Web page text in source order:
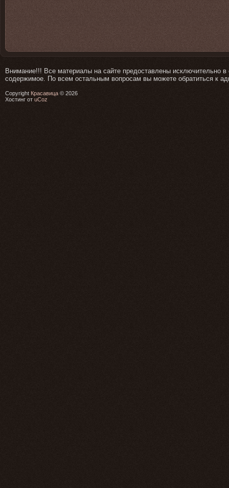
Внимание!!! Все материалы на сайте предоставлены исключительно в
содержимое. По всем остальным вопросам вы можете обратиться к
Copyright Красавица © 2026
Хостинг от uCoz